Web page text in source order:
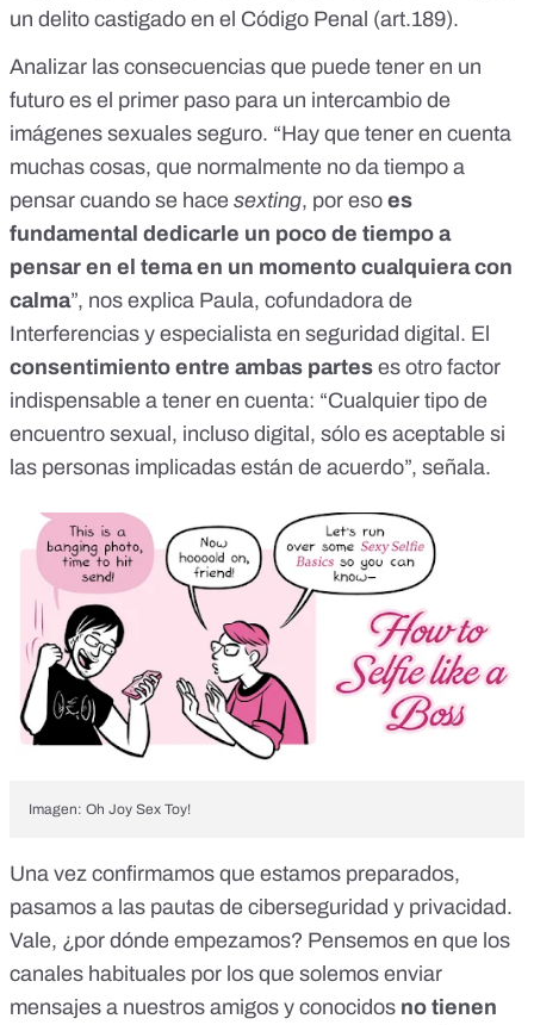
un delito castigado en el Código Penal (art.189).
Analizar las consecuencias que puede tener en un
futuro es el primer paso para un intercambio de
imágenes sexuales seguro. “Hay que tener en cuenta
muchas cosas, que normalmente no da tiempo a
pensar cuando se hace sexting, por eso es
fundamental dedicarle un poco de tiempo a
pensar en el tema en un momento cualquiera con
calma”, nos explica Paula, cofundadora de
Interferencias y especialista en seguridad digital. El
consentimiento entre ambas partes es otro factor
indispensable a tener en cuenta: “Cualquier tipo de
encuentro sexual, incluso digital, sólo es aceptable si
las personas implicadas están de acuerdo”, señala.
Imagen: Oh Joy Sex Toy!
Una vez confirmamos que estamos preparados,
pasamos a las pautas de ciberseguridad y privacidad.
Vale, ¿por dónde empezamos? Pensemos en que los
canales habituales por los que solemos enviar
mensajes a nuestros amigos y conocidos no tienen